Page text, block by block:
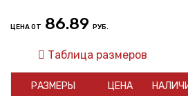
ЦЕНА ОТ 86.89 РУБ.
Таблица размеров
РАЗМЕРЫ ЦЕНА